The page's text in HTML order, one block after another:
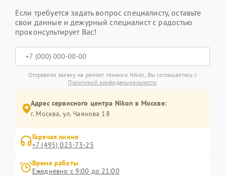
Если требуется задать вопрос специалисту, оставьте
свои данные и дежурный специалист с радостью
проконсультирует Вас!
Отправляя заявку на ремонт техники Nikon, Вы соглашаетесь с
Политикой конфиденциальности
Адрес сервисного центра Nikon в Москве:
г. Москва, ул. Чаянова 18
Горячая линия
+7 (495) 023-73-25
Время работы
Ежедневно с 9:00 до 21:00